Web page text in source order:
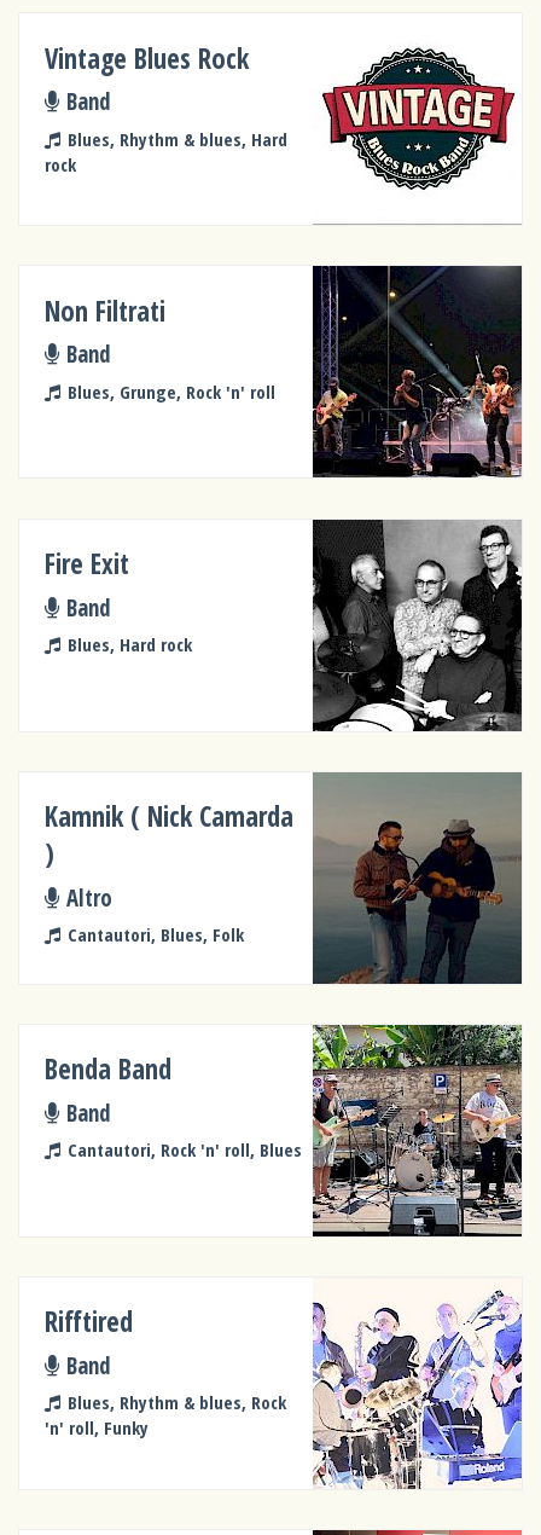
Vintage Blues Rock
Band
Blues, Rhythm & blues, Hard
rock
Non Filtrati
Band
Blues, Grunge, Rock 'n' roll
Fire Exit
Band
Blues, Hard rock
Kamnik ( Nick Camarda
)
Altro
Cantautori, Blues, Folk
Benda Band
Band
Cantautori, Rock 'n' roll, Blues
Rifftired
Band
Blues, Rhythm & blues, Rock
'n' roll, Funky